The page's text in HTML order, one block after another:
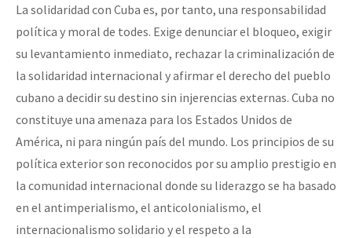
La solidaridad con Cuba es, por tanto, una responsabilidad
política y moral de todes. Exige denunciar el bloqueo, exigir
su levantamiento inmediato, rechazar la criminalización de
la solidaridad internacional y afirmar el derecho del pueblo
cubano a decidir su destino sin injerencias externas. Cuba no
constituye una amenaza para los Estados Unidos de
América, ni para ningún país del mundo. Los principios de su
política exterior son reconocidos por su amplio prestigio en
la comunidad internacional donde su liderazgo se ha basado
en el antimperialismo, el anticolonialismo, el
internacionalismo solidario y el respeto a la